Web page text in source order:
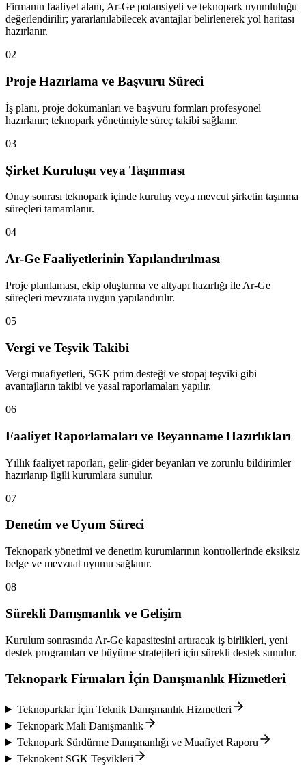
Firmanın faaliyet alanı, Ar-Ge potansiyeli ve teknopark uyumluluğu
değerlendirilir; yararlanılabilecek avantajlar belirlenerek yol haritası
hazırlanır.
02
Proje Hazırlama ve Başvuru Süreci
İş planı, proje dokümanları ve başvuru formları profesyonel
hazırlanır; teknopark yönetimiyle süreç takibi sağlanır.
03
Şirket Kuruluşu veya Taşınması
Onay sonrası teknopark içinde kuruluş veya mevcut şirketin taşınma
süreçleri tamamlanır.
04
Ar-Ge Faaliyetlerinin Yapılandırılması
Proje planlaması, ekip oluşturma ve altyapı hazırlığı ile Ar-Ge
süreçleri mevzuata uygun yapılandırılır.
05
Vergi ve Teşvik Takibi
Vergi muafiyetleri, SGK prim desteği ve stopaj teşviki gibi
avantajların takibi ve yasal raporlamaları yapılır.
06
Faaliyet Raporlamaları ve Beyanname Hazırlıkları
Yıllık faaliyet raporları, gelir-gider beyanları ve zorunlu bildirimler
hazırlanıp ilgili kurumlara sunulur.
07
Denetim ve Uyum Süreci
Teknopark yönetimi ve denetim kurumlarının kontrollerinde eksiksiz
belge ve mevzuat uyumu sağlanır.
08
Sürekli Danışmanlık ve Gelişim
Kurulum sonrasında Ar-Ge kapasitesini artıracak iş birlikleri, yeni
destek programları ve büyüme stratejileri için sürekli destek sunulur.
Teknopark Firmaları İçin Danışmanlık Hizmetleri
Teknoparklar İçin Teknik Danışmanlık Hizmetleri
Teknopark Mali Danışmanlık
Teknopark Sürdürme Danışmanlığı ve Muafiyet Raporu
Teknokent SGK Teşvikleri